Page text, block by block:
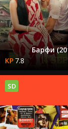
Барфи
7.8
SD